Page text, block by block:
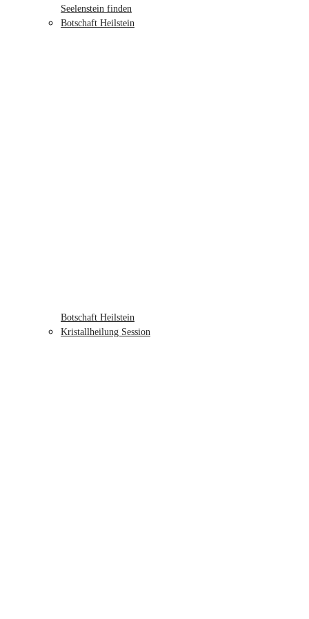
Seelenstein finden
Botschaft Heilstein
Botschaft Heilstein
Kristallheilung Session